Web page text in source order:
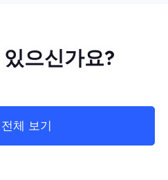
으신가요?
체 보기